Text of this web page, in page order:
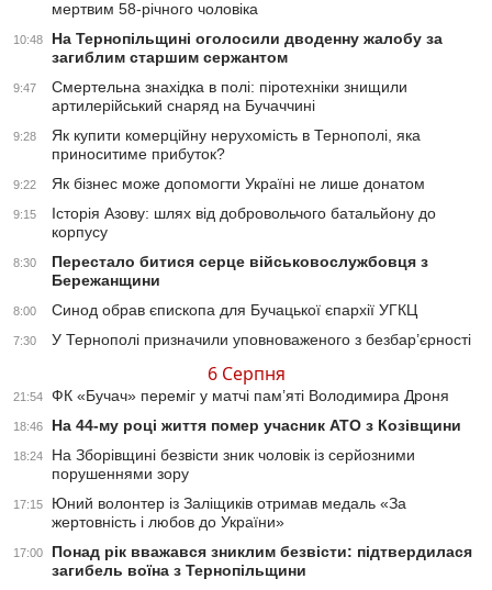
мертвим 58-річного чоловіка
10:48
На Тернопільщині оголосили дводенну жалобу за
загиблим старшим сержантом
9:47
Смертельна знахідка в полі: піротехніки знищили
артилерійський снаряд на Бучаччині
9:28
Як купити комерційну нерухомість в Тернополі, яка
приноситиме прибуток?
9:22 Як бізнес може допомогти Україні не лише донатом
9:15
Історія Азову: шлях від добровольчого батальйону до
корпусу
8:30
Перестало битися серце військовослужбовця з
Бережанщини
8:00 Синод обрав єпископа для Бучацької єпархії УГКЦ
7:30 У Тернополі призначили уповноваженого з безбар’єрності
6 Серпня
21:54 ФК «Бучач» переміг у матчі пам’яті Володимира Дроня
18:46 На 44-му році життя помер учасник АТО з Козівщини
18:24
На Зборівщині безвісти зник чоловік із серйозними
порушеннями зору
17:15
Юний волонтер із Заліщиків отримав медаль «За
жертовність і любов до України»
17:00
Понад рік вважався зниклим безвісти: підтвердилася
загибель воїна з Тернопільщини